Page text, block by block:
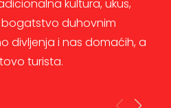
kultura, ukus,
duhovnim
divljenja i nas domaćih, a
turista.